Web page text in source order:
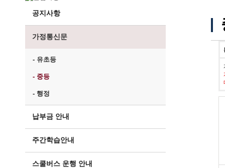
공지사항
가정통신문
- 유초등
- 중등
- 행정
납부금 안내
주간학습안내
스쿨버스 운행 안내